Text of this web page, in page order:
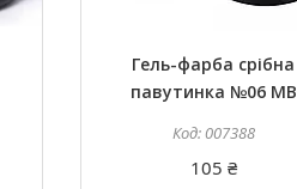
Гель-фарба срібна
павутинка №06 MB
007388
105 ₴